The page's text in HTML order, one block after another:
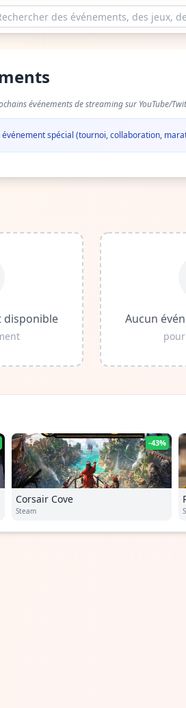
événements de streaming sur YouTube/
spécial (tournoi, collaboration,
disponible Aucun
-43%
Corsair Cove
Steam